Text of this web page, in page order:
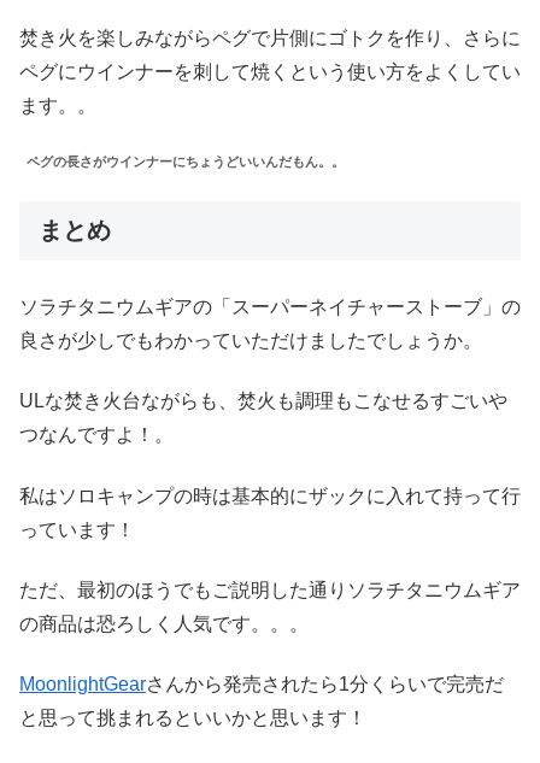
焚き火を楽しみながらペグで片側にゴトクを作り、さらに
ペグにウインナーを刺して焼くという使い方をよくしてい
ます。。
ペグの長さがウインナーにちょうどいいんだもん。。
まとめ
ソラチタニウムギアの「スーパーネイチャーストーブ」の
良さが少しでもわかっていただけましたでしょうか。
ULな焚き火台ながらも、焚火も調理もこなせるすごいや
つなんですよ！。
私はソロキャンプの時は基本的にザックに入れて持って行
っています！
ただ、最初のほうでもご説明した通りソラチタニウムギア
の商品は恐ろしく人気です。。。
MoonlightGearさんから発売されたら1分くらいで完売だ
と思って挑まれるといいかと思います！